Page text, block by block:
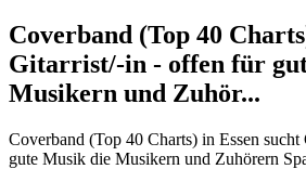
Coverband (Top 40
Gitarrist/-in - offen für
Musikern und Zuhör...
Coverband (Top 40 Charts) in Essen
gute Musik die Musikern und Zuhörern